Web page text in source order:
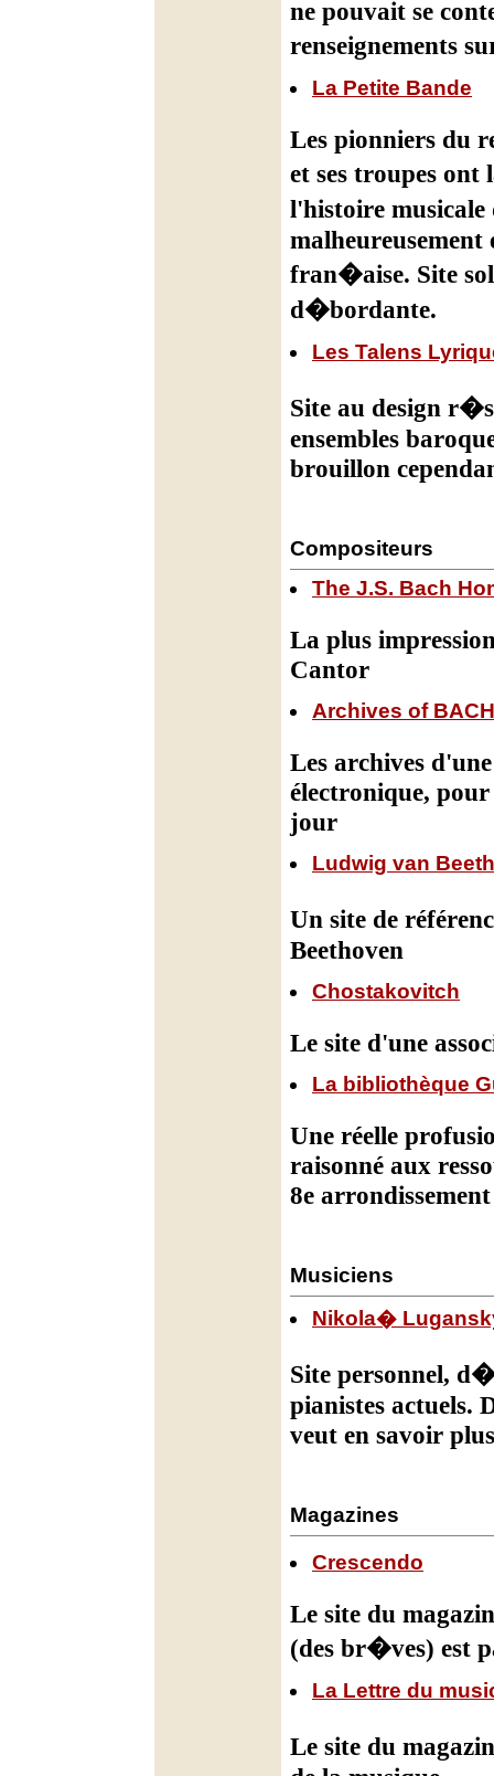
ne pouvait se
renseignements
La Petite Bande
Les pionniers du
et ses troupes
l'histoire
malheureusement
fran�aise. Site
d�bordante.
Les Talens
Site au design
ensembles
brouillon
Compositeurs
The J.S. Bach
La plus
Cantor
Archives of
Les archives
électronique,
jour
Ludwig van
Un site de
Beethoven
Chostakovitch
Le site d'une
La bibliothèque
Une réelle
raisonné aux
8e
Musiciens
Nikola�
Site personnel,
pianistes actuels.
veut en savoir
Magazines
Crescendo
Le site du
(des br�ves) est
La Lettre du
Le site du